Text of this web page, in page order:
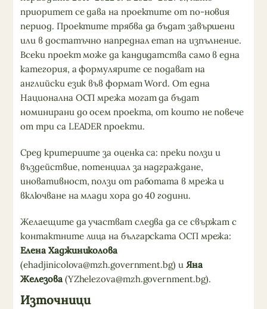
приоритет се дава на проектите от по-новия
период. Проектите трябва да бъдат завършени
или в достатъчно напреднал етап на изпълнение.
Всеки проект може да кандидатства само в една
категория, а формулярите се подават на
английски език във формат Word. От една
Национална ОСП мрежа могат да бъдат
номинирани до осем проекта, от които не повече
от три са LEADER проекти.
Сред критериите за оценка са: преки ползи и
въздействие, потенциал за надграждане,
иновативност, ползи от работата в мрежа и
включване на млади хора до 40 години.
Желаещите да участват следва да се свържат с
контактните лица на българската ОСП мрежа:
Елена Хаджиниколова
(ehadjinicolova@mzh.government.bg) и Яна
Железова(YZhelezova@mzh.government.bg).
Източници